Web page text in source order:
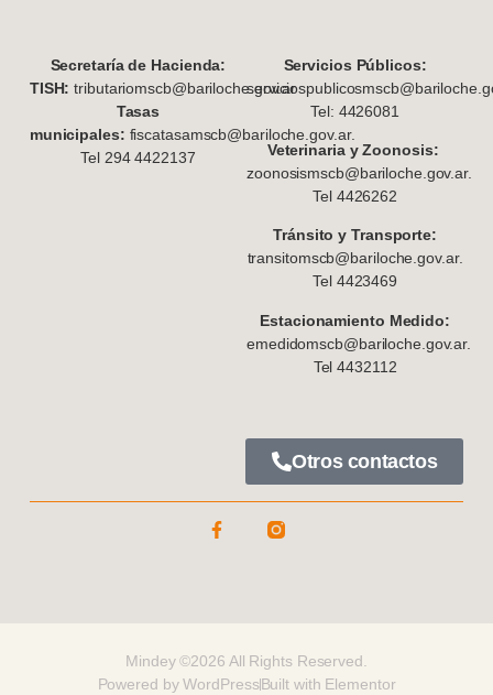
Secretaría de Hacienda:
TISH: tributariomscb@bariloche.gov.ar
Tasas
municipales: fiscatasamscb@bariloche.gov.ar.
Tel 294 4422137
Servicios Públicos:
Tel: 4426081
Veterinaria y Zoonosis:
zoonosismscb@bariloche.gov.ar.
Tel 4426262
Tránsito y Transporte:
transitomscb@bariloche.gov.ar.
Tel 4423469
Estacionamiento Medido:
emedidomscb@bariloche.gov.ar.
Tel 4432112
Otros contactos
Mindey ©2026 All Rights Reserved.
Powered by WordPressBuilt with Elementor